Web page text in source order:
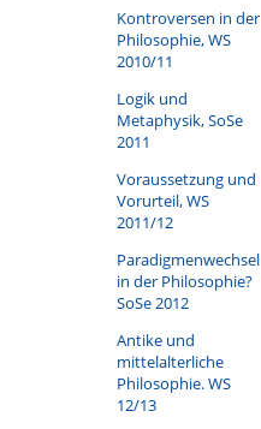
Kontroversen in der
Philosophie, WS
2010/11
Logik und
Metaphysik, SoSe
2011
Voraussetzung und
Vorurteil, WS
2011/12
Paradigmenwechsel
in der Philosophie?
SoSe 2012
Antike und
mittelalterliche
Philosophie. WS
12/13